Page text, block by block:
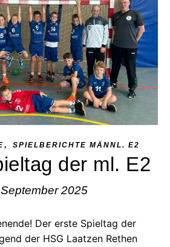
, SPIELBERICHTE MÄNNL. E2
der ml. E2
2025
Der erste Spieltag der
der HSG Laatzen Rethen